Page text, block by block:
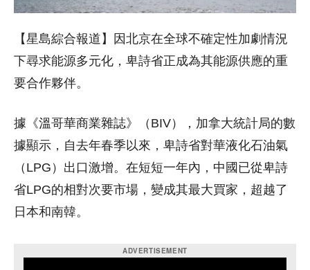
【星島綜合報道】因北京在全球不確定性加劇情況
下尋求能源多元化，卑詩省正成為其能源供應的重
要合作夥伴。
據《溫哥華商業雜誌》（BIV），加拿大統計局的數
據顯示，自去年春季以來，卑詩省對華液化石油氣
（LPG）出口激增。在短短一年內，中國已從卑詩
省LPG的相對次要市場，變成其最大買家，超越了
日本和南韓。